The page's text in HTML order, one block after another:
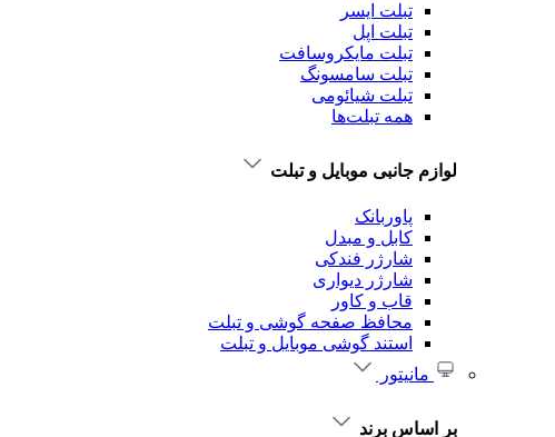
تبلت ایسر
تبلت اپل
تبلت‌ مایکروسافت
تبلت‌ سامسونگ
تبلت شیائومی
همه تبلت‌ها
لوازم جانبی موبایل و تبلت
پاوربانک
کابل و مبدل
شارژر فندکی
شارژر دیواری
قاب و کاور
محافظ صفحه گوشی و تبلت
استند گوشی موبایل و تبلت
مانیتور
بر اساس برند